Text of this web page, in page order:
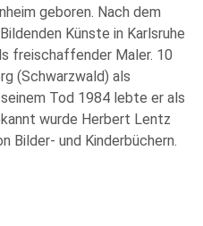
geboren. Nach dem
Künste in Karlsruhe
freischaffender Maler. 10
(Schwarzwald) als
Tod 1984 lebte er als
wurde Herbert Lentz
Bilder- und Kinderbüchern.